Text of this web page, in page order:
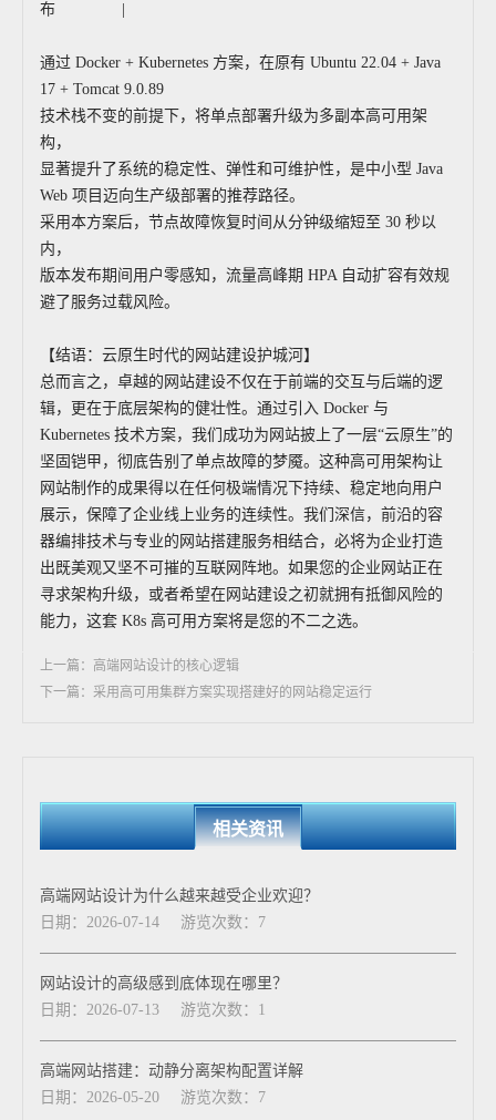
布 |
通过 Docker + Kubernetes 方案，在原有 Ubuntu 22.04 + Java
17 + Tomcat 9.0.89
技术栈不变的前提下，将单点部署升级为多副本高可用架
构，
显著提升了系统的稳定性、弹性和可维护性，是中小型 Java
Web 项目迈向生产级部署的推荐路径。
采用本方案后，节点故障恢复时间从分钟级缩短至 30 秒以
内，
版本发布期间用户零感知，流量高峰期 HPA 自动扩容有效规
避了服务过载风险。
【结语：云原生时代的网站建设护城河】
总而言之，卓越的网站建设不仅在于前端的交互与后端的逻
辑，更在于底层架构的健壮性。通过引入 Docker 与
Kubernetes 技术方案，我们成功为网站披上了一层“云原生”的
坚固铠甲，彻底告别了单点故障的梦魇。这种高可用架构让
网站制作的成果得以在任何极端情况下持续、稳定地向用户
展示，保障了企业线上业务的连续性。我们深信，前沿的容
器编排技术与专业的网站搭建服务相结合，必将为企业打造
出既美观又坚不可摧的互联网阵地。如果您的企业网站正在
寻求架构升级，或者希望在网站建设之初就拥有抵御风险的
能力，这套 K8s 高可用方案将是您的不二之选。
上一篇：高端网站设计的核心逻辑
下一篇：采用高可用集群方案实现搭建好的网站稳定运行
相关资讯
高端网站设计为什么越来越受企业欢迎？
日期：2026-07-14
游览次数：7
网站设计的高级感到底体现在哪里？
日期：2026-07-13
游览次数：1
高端网站搭建：动静分离架构配置详解
日期：2026-05-20
游览次数：7